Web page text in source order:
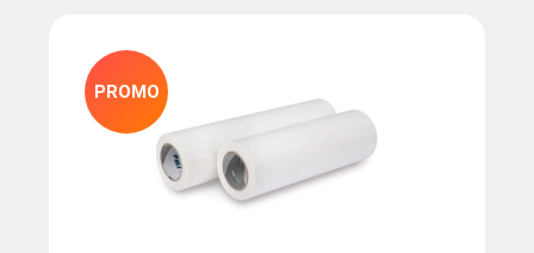
PROMO